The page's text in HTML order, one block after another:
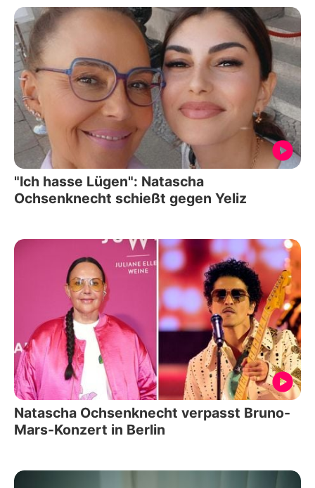
"Ich hasse Lügen": Natascha
Ochsenknecht schießt gegen Yeliz
Natascha Ochsenknecht verpasst Bruno-
Mars-Konzert in Berlin